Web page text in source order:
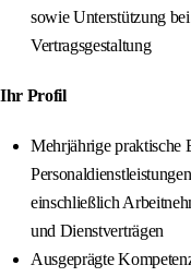
sowie Unterstützung
Vertragsgestaltung
Ihr Profil
Mehrjährige praktische
einschließlich
und Dienstverträgen
Ausgeprägte